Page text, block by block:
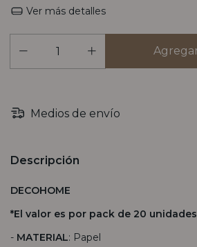
Ver más detalles
Medios de envío
Descripción
DECOHOME
*El valor es por pack de 20 unidades
- MATERIAL: Papel